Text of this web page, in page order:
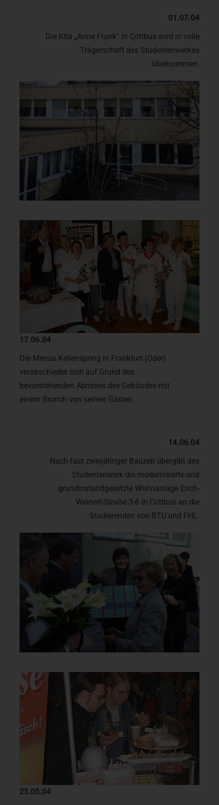
01.07.04
Die Kita „Anne Frank“ in Cottbus wird in volle
Trägerschaft des Studentenwerkes
übernommen.
17.06.04
Die Mensa Kellenspring in Frankfurt (Oder)
verabschiedet sich auf Grund des
bevorstehenden Abrisses des Gebäudes mit
einem Brunch von seinen Gästen.
14.06.04
Nach fast zweijähriger Bauzeit übergibt des
Studentenwerk die modernisierte und
grundinstandgesetzte Wohnanlage Erich-
Weinert-Straße 3-6 in Cottbus an die
Studierenden von BTU und FHL.
25.05.04